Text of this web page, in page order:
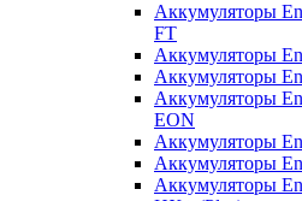
Аккумуляторы
FT
Аккумуляторы
Аккумуляторы
Аккумуляторы
EON
Аккумуляторы
Аккумуляторы
Аккумуляторы